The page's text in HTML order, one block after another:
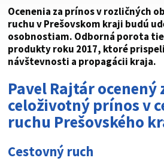
Ocenenia za prínos v rozličných
ruchu v Prešovskom kraji budú
osobnostiam. Odborná porota
produkty roku 2017, ktoré
návštevnosti a propagácii kraja.
Pavel Rajtár ocenený
celoživotný prínos v
ruchu Prešovského
Cestovný ruch